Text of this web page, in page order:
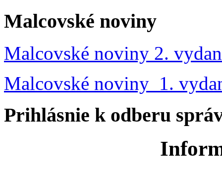
Malcovské noviny
Malcovské noviny 2.
Malcovské noviny 1.
Prihlásnie k odberu